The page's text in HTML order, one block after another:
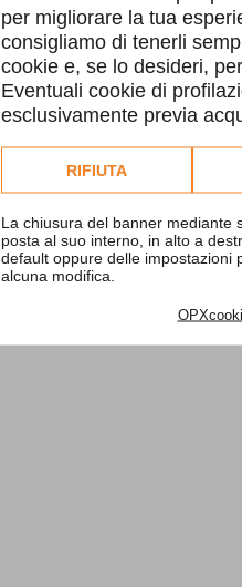
per migliorare la tua
consigliamo di tenerli
cookie e, se lo desideri,
Eventuali cookie di
esclusivamente previa
Consulta l'informativa
RIFIUTA
La chiusura del banner mediante
posta al suo interno, in alto a
default oppure delle impostazioni
alcuna modifica.